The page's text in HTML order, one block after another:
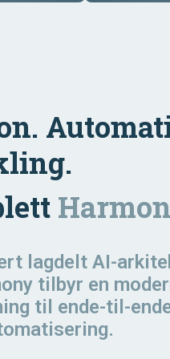
lagdelt AI-
tilbyr en
til ende-til-